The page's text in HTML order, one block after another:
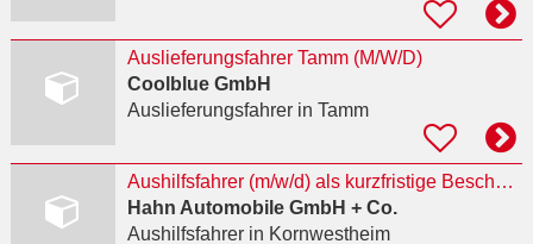
Auslieferungsfahrer Tamm (M/W/D)
Coolblue GmbH
Auslieferungsfahrerin Tamm
Aushilfsfahrer (m/w/d) als kurzfristige Beschäftigung
Hahn Automobile GmbH + Co.
Aushilfsfahrerin Kornwestheim